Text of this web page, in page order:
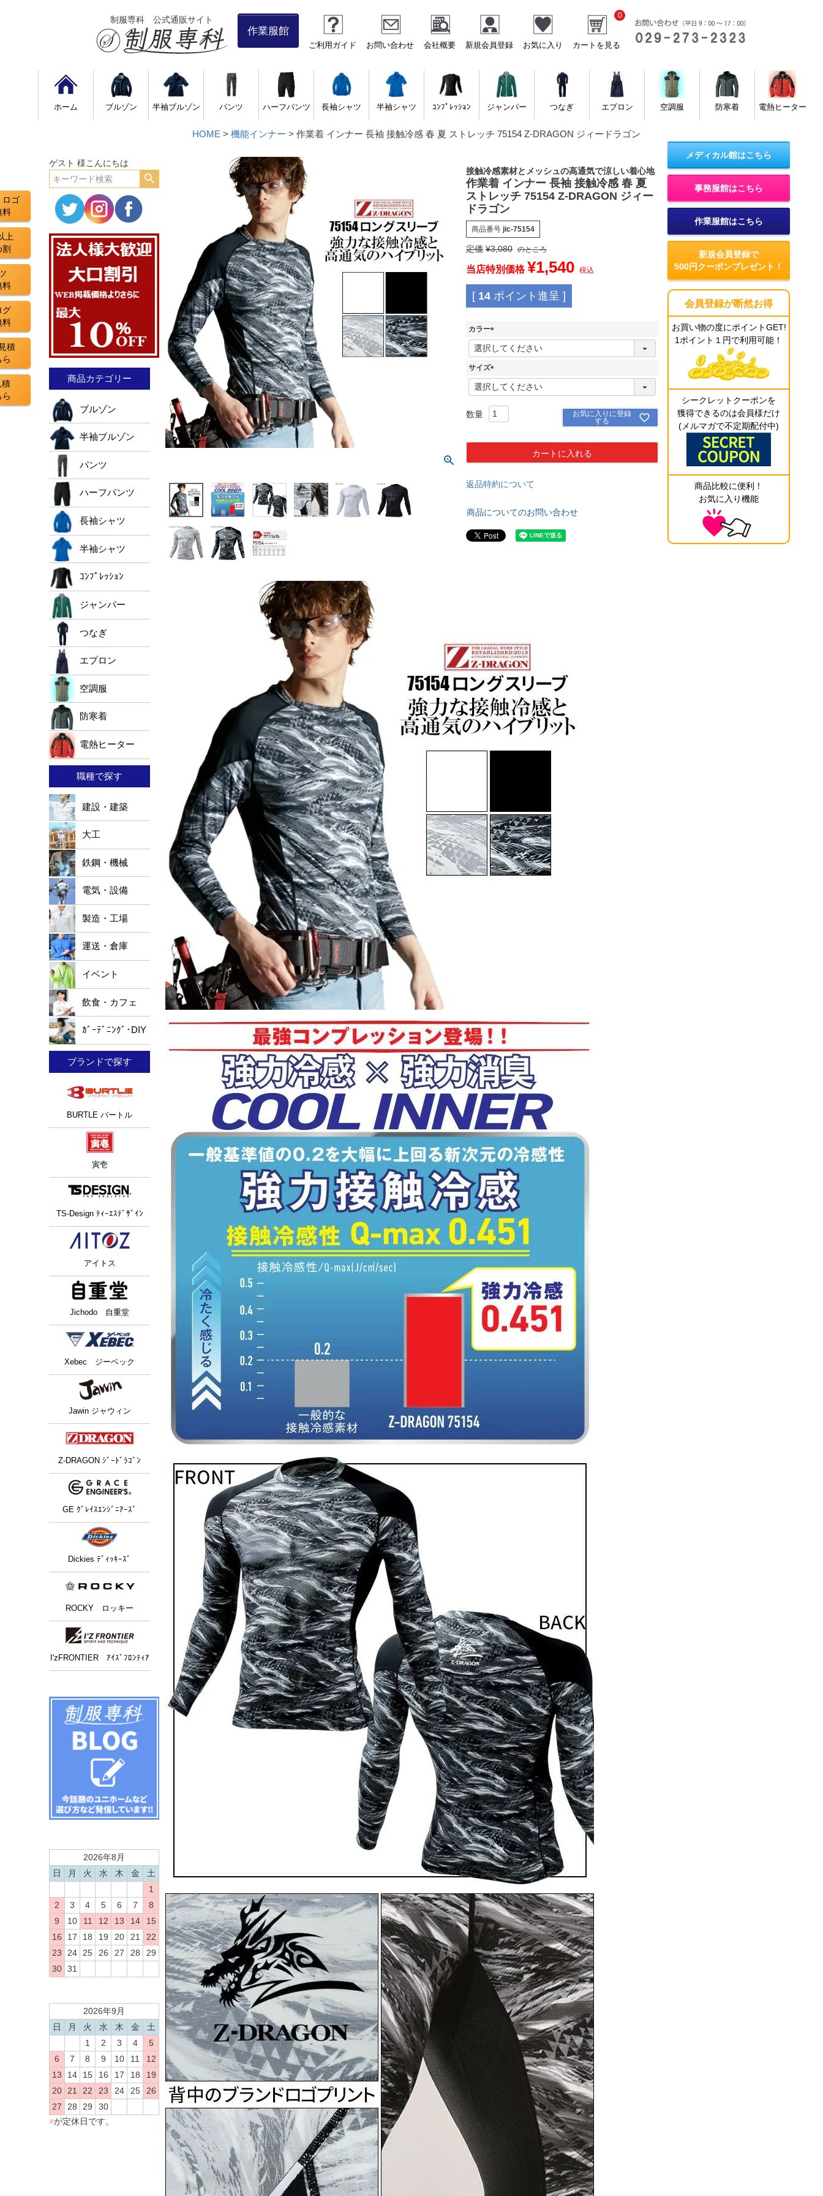
制服専科 公式通販サイト
作業服館
ご利用ガイド お問い合わせ 会社概要 新規会員登録 お気に入り
0
カートを見る
ホーム ブルゾン 半袖ブルゾン パンツ ハーフパンツ 長袖シャツ 半袖シャツ ｺﾝﾌﾟﾚｯｼｮﾝ ジャンパー つなぎ エプロン 空調服 防寒着 電熱ヒーター
HOME 機能インナー 作業着 インナー 長袖 接触冷感 春 夏 ストレッチ 75154 Z-DRAGON ジィードラゴン
ロゴ
料
上
料
グ
料
積
積
ゲスト 様こんにちは
商品カテゴリー
ブルゾン
半袖ブルゾン
パンツ
ハーフパンツ
長袖シャツ
半袖シャツ
ｺﾝﾌﾟﾚｯｼｮﾝ
ジャンパー
つなぎ
エプロン
空調服
防寒着
電熱ヒーター
職種で探す
建設・建築
大工
鉄鋼・機械
電気・設備
製造・工場
運送・倉庫
イベント
飲食・カフェ
ｶﾞｰﾃﾞﾆﾝｸﾞ･DIY
ブランドで探す
BURTLE バートル
寅壱
TS-Design ﾃｨｰｴｽﾃﾞｻﾞｲﾝ
アイトス
Jichodo 自重堂
Xebec ジーベック
Jawin ジャウィン
Z-DRAGON ｼﾞｰﾄﾞﾗｺﾞﾝ
GE ｸﾞﾚｲｽｴﾝｼﾞﾆｱｰｽﾞ
Dickies ﾃﾞｨｯｷｰｽﾞ
ROCKY ロッキー
I'zFRONTIER ｱｲｽﾞﾌﾛﾝﾃｨｱ
2026年8月
日
月 火 水 木 金
土
1
2
3 4 5 6 7
8
9
10 11 12 13 14
15
16
17 18 19 20 21
22
23
24 25 26 27 28
29
30 31
2026年9月
日
月 火 水 木 金
土
1
2 3 4
5
6
7 8 9 10 11
12
13
14 15 16 17 18
19
20 21 22 23 24 25
26
27
28 29
30
■が定休日です。
接触冷感素材とメッシュの高通気で涼しい着心地
作業着 インナー 長袖 接触冷感 春 夏
ストレッチ 75154 Z-DRAGON ジィー
ドラゴン
商品番号 jic-75154
定価 ¥3,080 のところ
当店特別価格 ¥1,540 税込
[ 14 ポイント進呈 ]
カラー
(
必
須
サイズ
(
必
お気に入りに登録
する
カートに入れる
返品特約について
商品についてのお問い合わせ
メディカル館はこちら
事務服館はこちら
作業服館はこちら
新規会員登録で
500円クーポンプレゼント！
会員登録が断然お得
お買い物の度にポイントGET!
1ポイント１円で利用可能！
シークレットクーポンを
獲得できるのは会員様だけ
(メルマガで不定期配付中)
商品比較に便利！
お気に入り機能